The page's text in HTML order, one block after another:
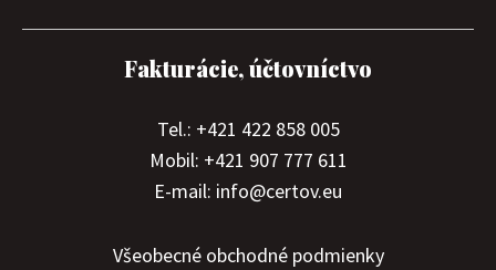
Fakturácie, účtovníctvo
Tel.: +421 422 858 005
Mobil: +421 907 777 611
E-mail: info@certov.eu
Všeobecné obchodné podmienky